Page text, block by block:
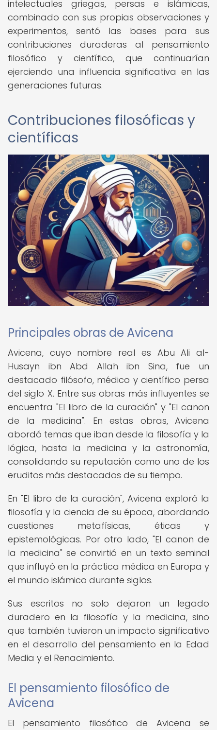
intelectuales griegas, persas e islámicas,
combinado con sus propias observaciones y
experimentos, sentó las bases para sus
contribuciones duraderas al pensamiento
filosófico y científico, que continuarían
ejerciendo una influencia significativa en las
generaciones futuras.
Contribuciones filosóficas y
científicas
Principales obras de Avicena
Avicena, cuyo nombre real es Abu Ali al-
Husayn ibn Abd Allah ibn Sina, fue un
destacado filósofo, médico y científico persa
del siglo X. Entre sus obras más influyentes se
encuentra "El libro de la curación" y "El canon
de la medicina". En estas obras, Avicena
abordó temas que iban desde la filosofía y la
lógica, hasta la medicina y la astronomía,
consolidando su reputación como uno de los
eruditos más destacados de su tiempo.
En "El libro de la curación", Avicena exploró la
filosofía y la ciencia de su época, abordando
cuestiones metafísicas, éticas y
epistemológicas. Por otro lado, "El canon de
la medicina" se convirtió en un texto seminal
que influyó en la práctica médica en Europa y
el mundo islámico durante siglos.
Sus escritos no solo dejaron un legado
duradero en la filosofía y la medicina, sino
que también tuvieron un impacto significativo
en el desarrollo del pensamiento en la Edad
Media y el Renacimiento.
El pensamiento filosófico de
Avicena
El pensamiento filosófico de Avicena se